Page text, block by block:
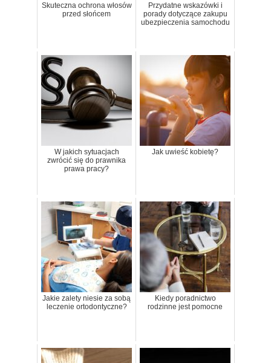
Skuteczna ochrona włosów
przed słońcem
Przydatne wskazówki i
porady dotyczące zakupu
ubezpieczenia samochodu
W jakich sytuacjach
zwrócić się do prawnika
prawa pracy?
Jak uwieść kobietę?
Jakie zalety niesie za sobą
leczenie ortodontyczne?
Kiedy poradnictwo
rodzinne jest pomocne